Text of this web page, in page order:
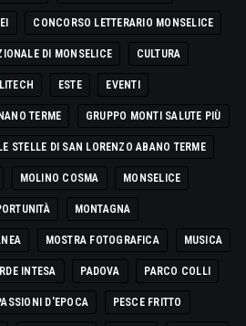
CONCORSO LETTERARIO MONSELICE
DI MONSELICE CULTURA
ESTE EVENTI
TERME GRUPPO MONTI SALUTE PIÙ
LE STELLE DI SAN LORENZO ABANO TERME
MOLINO COSMA MONSELICE
MONTAGNA
MOSTRA FOTOGRAFICA MUSICA
INTESA PADOVA PARCO COLLI
D'EPOCA PESCE FRITTO